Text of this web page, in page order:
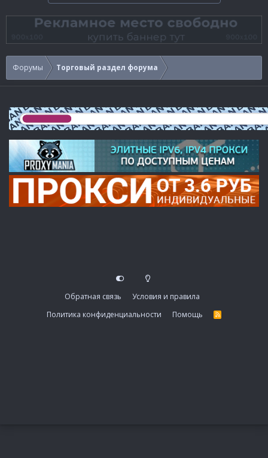
Форумы Торговый раздел форума
Обратная связь
Условия и правила
Политика конфиденциальности
Помощь
R